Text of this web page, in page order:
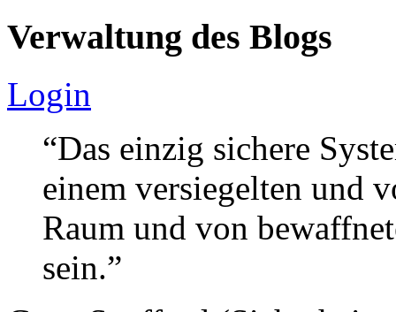
Verwaltung des Blogs
Login
“Das einzig sichere
einem versiegelten und
Raum und von
sein.”